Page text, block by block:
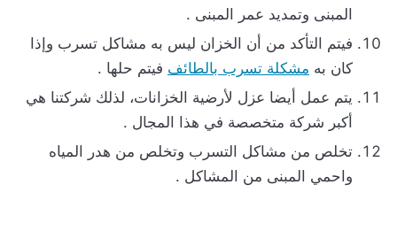
المبنى وتمديد عمر المبنى .
فيتم التأكد من أن الخزان ليس به مشاكل تسرب وإذا
كان به مشكلة تسرب بالطائف فيتم حلها .
يتم عمل أيضا عزل لأرضية الخزانات، لذلك شركتنا هي
أكبر شركة متخصصة في هذا المجال .
تخلص من مشاكل التسرب وتخلص من هدر المياه
واحمي المبنى من المشاكل .